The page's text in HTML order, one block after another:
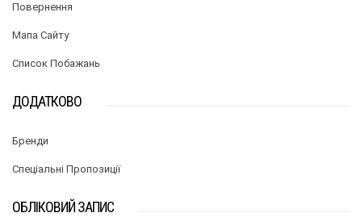
Повернення
Мапа Сайту
Список Побажань
ДОДАТКОВО
Бренди
Спеціальні Пропозиції
ОБЛІКОВИЙ ЗАПИС